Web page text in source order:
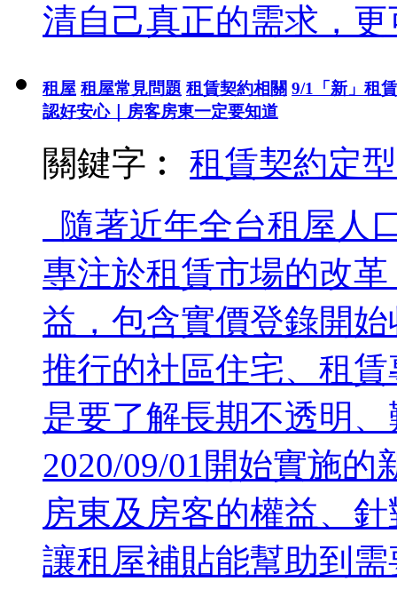
清自己真正的需求，
租屋 租屋常見問題 租賃契約相關 9/1「新」租
認好安心｜房客房東一定要知道
關鍵字︰ 租賃契約定
隨著近年全台租屋人
專注於租賃市場的改
益，包含實價登錄開
推行的社區住宅、租
是要了解長期不透明
2020/09/01開始實施
房東及房客的權益、
讓租屋補貼能幫助到